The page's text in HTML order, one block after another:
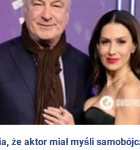
że aktor miał myśli